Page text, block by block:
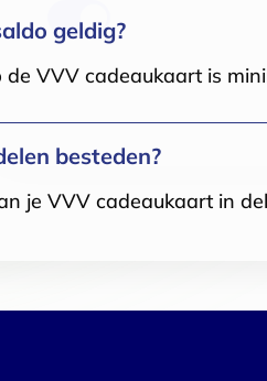
geldig?
de VVV cadeaukaart is
besteden?
je VVV cadeaukaart in